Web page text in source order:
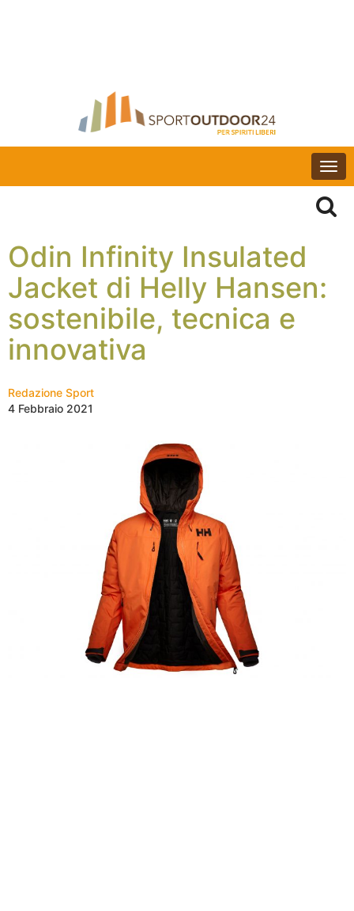
Odin Infinity Insulated
Jacket di Helly Hansen:
sostenibile, tecnica e
innovativa
Redazione Sport
4 Febbraio 2021